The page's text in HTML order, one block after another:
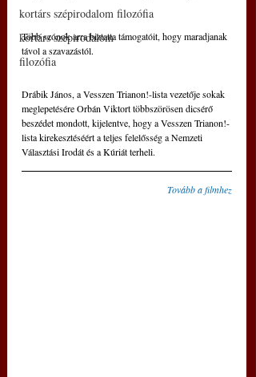
kortárs szépirodalom filozófia
kortárs szépirodalom
filozófia
Több szónok arra biztatta támogatóit, hogy maradjanak
távol a szavazástól.
Drábik János, a Vesszen Trianon!-lista vezetője sokak
meglepetésére Orbán Viktort többszörösen dicsérő
beszédet mondott, kijelentve, hogy a Vesszen Trianon!-
lista kirekesztéséért a teljes felelősség a Nemzeti
Választási Irodát és a Kúriát terheli.
Tovább a filmhez